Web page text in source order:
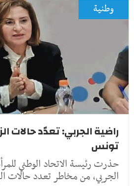
وطنية
راضية الجربي: تعدّد حالات
تونس
حذرت رئيسة الاتحاد الوطني
الجربي، من مخاطر تعدد حالات